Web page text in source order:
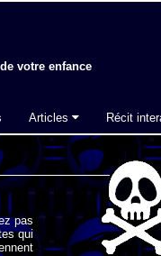
votre enfance
Articles Récit
pas
qui